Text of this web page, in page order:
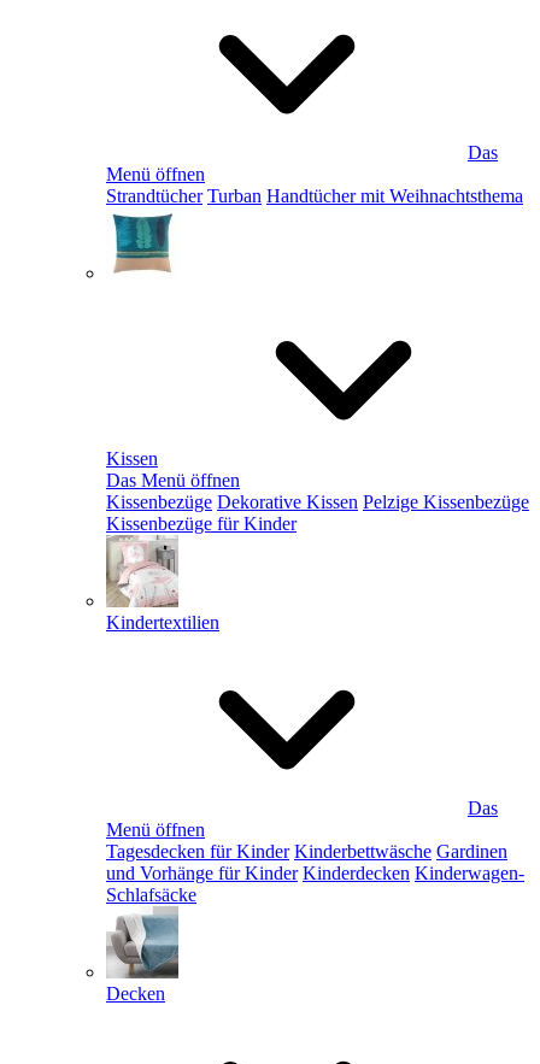
Das
Menü öffnen
Strandtücher Turban Handtücher mit Weihnachtsthema
Kissen
Das Menü öffnen
Kissenbezüge Dekorative Kissen Pelzige Kissenbezüge
Kissenbezüge für Kinder
Kindertextilien
Das
Menü öffnen
Tagesdecken für Kinder Kinderbettwäsche Gardinen
und Vorhänge für Kinder Kinderdecken Kinderwagen-
Schlafsäcke
Decken